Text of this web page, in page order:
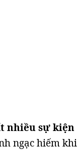
nhiều sự kiện
ngạc hiếm khi